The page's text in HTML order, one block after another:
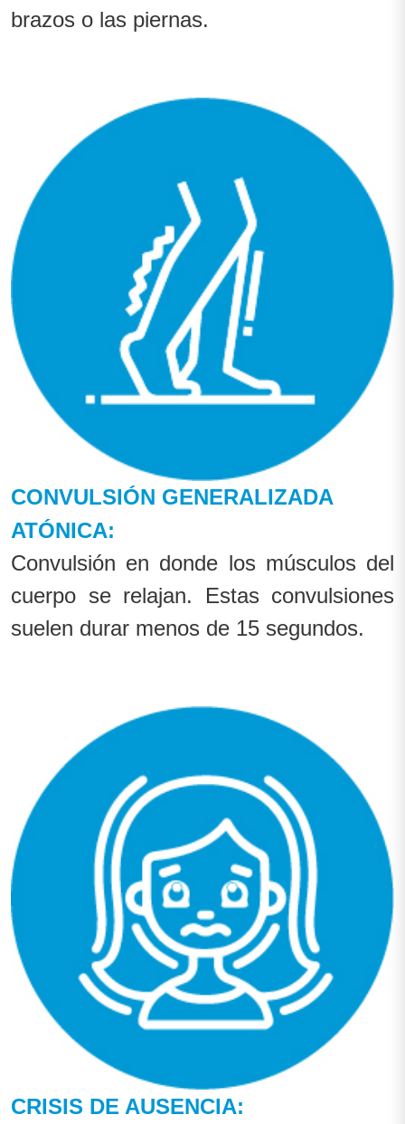
brazos o las piernas.
CONVULSIÓN GENERALIZADA
ATÓNICA:
Convulsión en donde los músculos del
cuerpo se relajan. Estas convulsiones
suelen durar menos de 15 segundos.
CRISIS DE AUSENCIA: